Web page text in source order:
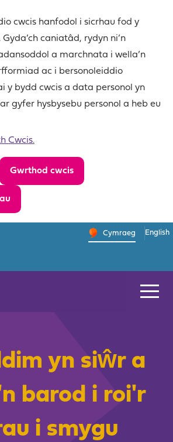
cwcis hanfodol i sicrhau fod y
caniatâd, rydyn ni’n
a marchnata i wella’n
ac i bersonoleiddio
y bydd cwcis a data personol yn
gyfer hysbysebu personol a heb eu
Cwcis.
Gwrthod cwcis
Newid iaith y wefan
Cymraeg English
–
yn siŵr a
barod i roi'r
i smygu